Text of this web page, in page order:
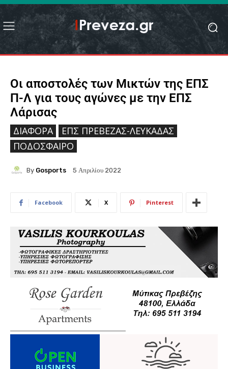
Οι αποστολές των Μικτών της ΕΠΣ
Π-Λ για τους αγώνες με την ΕΠΣ
Λάρισας
ΔΙΆΦΟΡΑ
ΕΠΣ ΠΡΈΒΕΖΑΣ-ΛΕΥΚΆΔΑΣ
ΠΟΔΌΣΦΑΙΡΟ
By Gosports 5 Απριλίου 2022
Facebook X Pinterest